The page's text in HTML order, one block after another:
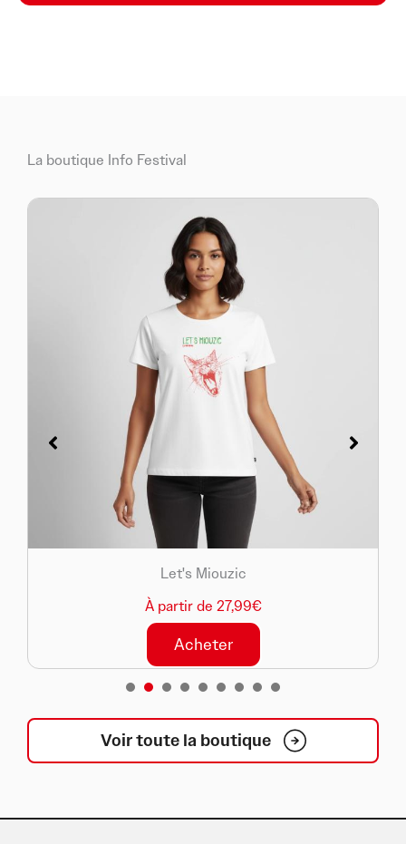
spectateurs provenant de Marseille, d’Avignon, de Nîmes
des artistes internationaux, en proposant une
programmation exigeante et en attirant un public
toujours plus nombreux, il participe au rayonnement
d’Arles et de son territoire. Pour toute personne
festival en Provence-Alpes-Côte
, souhaitant assister à un concert à Arles
découvrir un événement musical reconnu dans les
Bouches-du-Rhône, Les Escales du Cargo figurent
parmi les rendez-vous incontournables de l’été 2026.
La boutique Info Festival
Let's Miouzic
À partir de 27,99€
Acheter
1
Voir toute la boutique